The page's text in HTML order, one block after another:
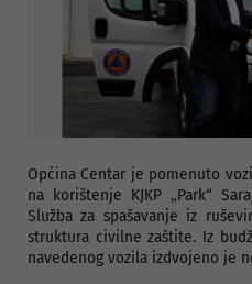
Općina Centar je pomenuto
na korištenje KJKP „Park“
Služba za spašavanje iz
struktura civilne zaštite. Iz
navedenog vozila izdvojeno je